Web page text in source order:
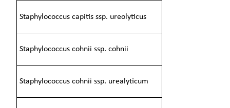
Staphylococcus capitis ssp. ureolyticus
Staphylococcus cohnii ssp. cohnii
Staphylococcus cohnii ssp. urealyticum